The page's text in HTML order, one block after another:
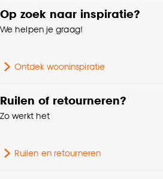
Op zoek naar inspiratie?
We helpen je graag!
Ontdek wooninspiratie
Ruilen of retourneren?
Zo werkt het
Ruilen en retourneren